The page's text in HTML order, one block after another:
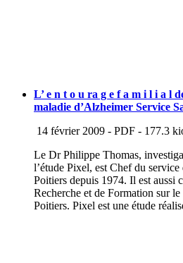
L’ e n t o u ra g e f a m i l i a l
maladie d’Alzheimer Service
14 février 2009 - PDF - 177.3
Le Dr Philippe Thomas,
l’étude Pixel, est Chef du
Poitiers depuis 1974. Il est aussi
Recherche et de Formation sur
Poitiers. Pixel est une étude